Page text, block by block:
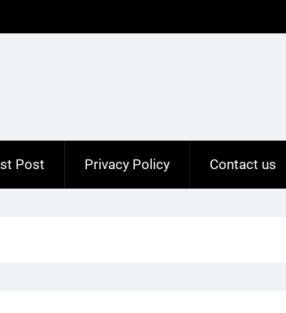
Post Privacy Policy Contact us